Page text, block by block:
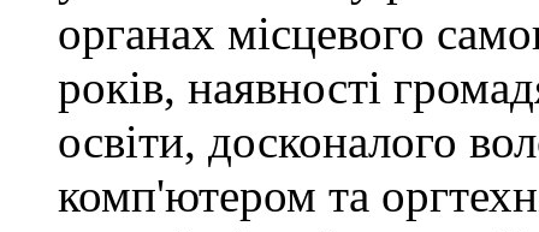
органах місцевого
років, наявності
освіти, досконалого
комп'ютером та